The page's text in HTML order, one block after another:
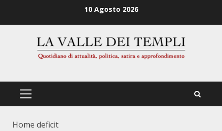
10 Agosto 2026
PRIMÄRES
Home deficit